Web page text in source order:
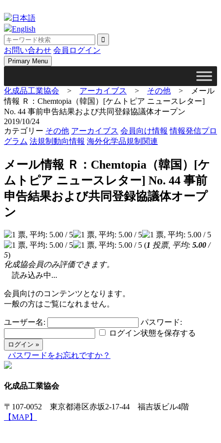
to
content
日本語
English
お問い合わせ 会員ログイン
Primary Menu
化成品工業協会 > アーカイブス > その他 >
メール
情報 Ｒ：Chemtopia（韓国）[ケムトピア ニュースレター]
No. 44 事前申告結果および共同登録協議体オープン
2019/10/24
カテゴリー その他 アーカイブス 会員向け情報 情報発信プロ
グラム 法規制動向情報 海外化学品規制関連
メール情報 Ｒ：Chemtopia（韓国）[ケ
ムトピア ニュースレター] No. 44 事前
申告結果および共同登録協議体オープ
ン
(1 投票, 平均: 5.00 /
5)
化成協会員のみ評価できます。
読み込み中...
会員向けのコンテンツとなります。
一般の方はご覧になれません。
ユーザー名:
パスワード:
ログイン状態を保存する
パスワードをお忘れですか？
化成品工業協会
〒107-0052 東京都港区赤坂2-17-44 福吉坂ビル4階
【MAP】